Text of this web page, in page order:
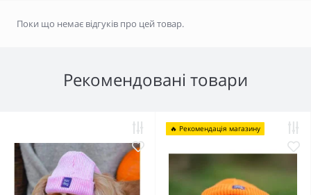
Поки що немає відгуків про цей товар.
Рекомендовані товари
🔥 Рекомендація магазину